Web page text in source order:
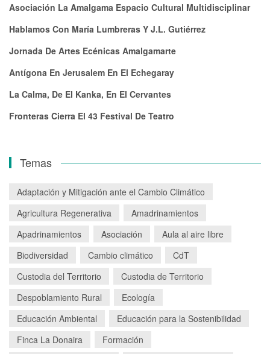
Asociación La Amalgama Espacio Cultural Multidisciplinar
Hablamos Con María Lumbreras Y J.L. Gutiérrez
Jornada De Artes Ecénicas Amalgamarte
Antígona En Jerusalem En El Echegaray
La Calma, De El Kanka, En El Cervantes
Fronteras Cierra El 43 Festival De Teatro
Temas
Adaptación y Mitigación ante el Cambio Climático
Agricultura Regenerativa
Amadrinamientos
Apadrinamientos
Asociación
Aula al aire libre
Biodiversidad
Cambio climático
CdT
Custodia del Territorio
Custodia de Territorio
Despoblamiento Rural
Ecología
Educación Ambiental
Educación para la Sostenibilidad
Finca La Donaira
Formación